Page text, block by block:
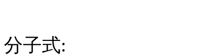
分子式: